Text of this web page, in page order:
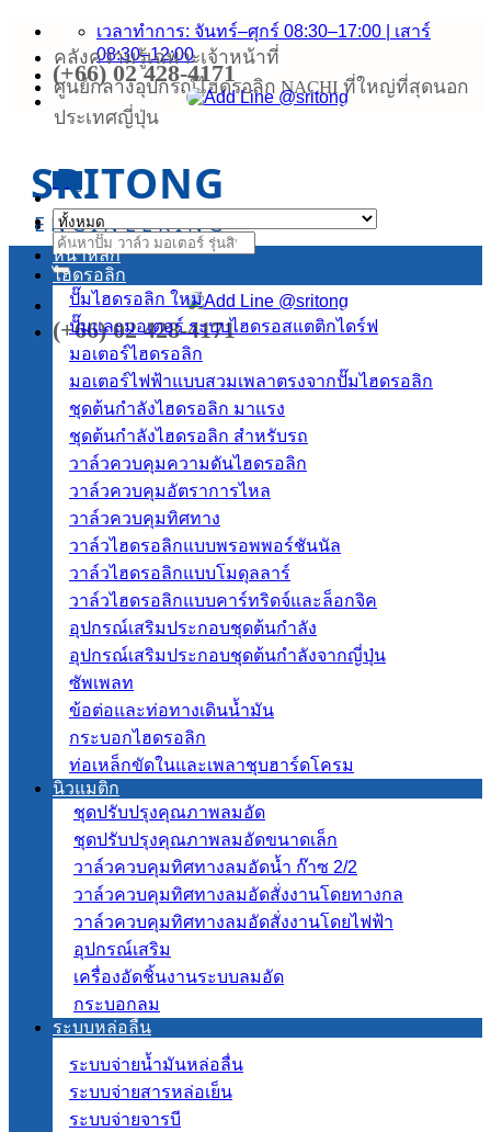
ข้าม
เนื้อหา
เวลาทำการ: จันทร์–ศุกร์ 08:30–17:00 | เสาร์
08:30–12:00
ศูนย์กลางอุปกรณ์ไฮดรอลิก NACHI ที่ใหญ่ที่สุดนอก
ประเทศญี่ปุ่น
คลังความรู้เฉพาะเจ้าหน้าที่
(+66) 02 428-4171
ENGINEERING
SRITONG
ค้นหา:
(+66) 02 428-4171
หน้าหลัก
ไฮดรอลิก
ปั๊มไฮดรอลิก
ปั๊มและมอเตอร์ ระบบไฮดรอสแตติกไดร์ฟ
มอเตอร์ไฮดรอลิก
มอเตอร์ไฟฟ้าแบบสวมเพลาตรงจากปั๊มไฮดรอลิก
ชุดต้นกำลังไฮดรอลิก
ชุดต้นกำลังไฮดรอลิก สำหรับรถ
วาล์วควบคุมความดันไฮดรอลิก
วาล์วควบคุมอัตราการไหล
วาล์วควบคุมทิศทาง
วาล์วไฮดรอลิกแบบพรอพพอร์ชันนัล
วาล์วไฮดรอลิกแบบโมดุลลาร์
วาล์วไฮดรอลิกแบบคาร์ทริดจ์และล็อกจิค
อุปกรณ์เสริมประกอบชุดต้นกำลัง
อุปกรณ์เสริมประกอบชุดต้นกำลังจากญี่ปุ่น
ซัพเพลท
ข้อต่อและท่อทางเดินน้ำมัน
กระบอกไฮดรอลิก
ท่อเหล็กขัดในและเพลาชุบฮาร์ดโครม
นิวแมติก
ชุดปรับปรุงคุณภาพลมอัด
ชุดปรับปรุงคุณภาพลมอัดขนาดเล็ก
วาล์วควบคุมทิศทางลมอัดน้ำ ก๊าซ 2/2
วาล์วควบคุมทิศทางลมอัดสั่งงานโดยทางกล
วาล์วควบคุมทิศทางลมอัดสั่งงานโดยไฟฟ้า
อุปกรณ์เสริม
เครื่องอัดชิ้นงานระบบลมอัด
กระบอกลม
ระบบหล่อลื่น
ระบบจ่ายน้ำมันหล่อลื่น
ระบบจ่ายสารหล่อเย็น
ระบบจ่ายจารบี